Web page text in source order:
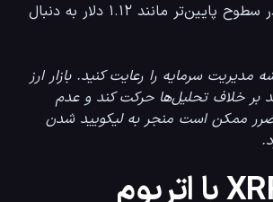
مدیریت سرمایه را رعایت کنید. بازار ارز
بر خلاف تحلیل‌ها حرکت کند و عدم
ممکن است منجر به لیکویید شدن
مقایسه XRP با اتریوم